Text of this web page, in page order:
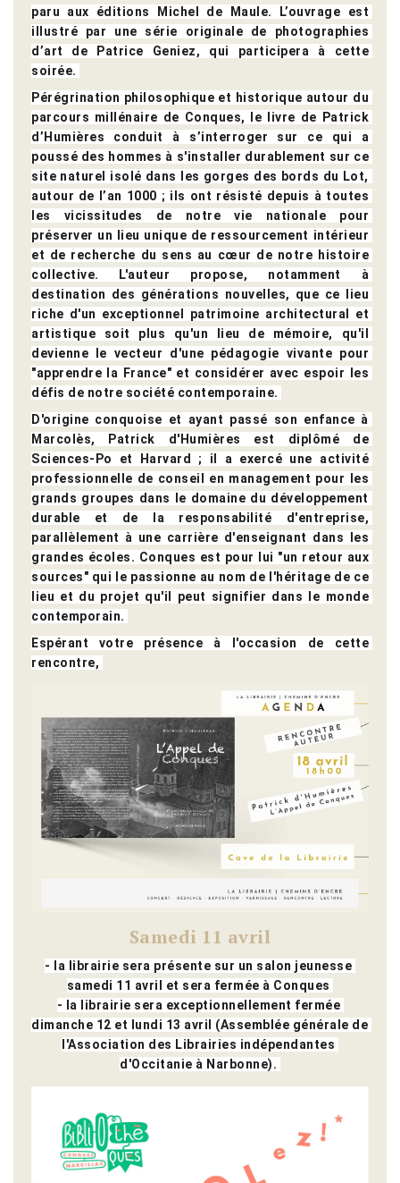
paru aux éditions Michel de Maule. L’ouvrage est
illustré par une série originale de photographies
d’art de Patrice Geniez, qui participera à cette
soirée.
Pérégrination philosophique et historique autour du
parcours millénaire de Conques, le livre de Patrick
d’Humières conduit à s’interroger sur ce qui a
poussé des hommes à s'installer durablement sur ce
site naturel isolé dans les gorges des bords du Lot,
autour de l’an 1000 ; ils ont résisté depuis à toutes
les vicissitudes de notre vie nationale pour
préserver un lieu unique de ressourcement intérieur
et de recherche du sens au cœur de notre histoire
collective. L'auteur propose, notamment à
destination des générations nouvelles, que ce lieu
riche d'un exceptionnel patrimoine architectural et
artistique soit plus qu'un lieu de mémoire, qu'il
devienne le vecteur d'une pédagogie vivante pour
"apprendre la France" et considérer avec espoir les
défis de notre société contemporaine.
D'origine conquoise et ayant passé son enfance à
Marcolès, Patrick d'Humières est diplômé de
Sciences-Po et Harvard ; il a exercé une activité
professionnelle de conseil en management pour les
grands groupes dans le domaine du développement
durable et de la responsabilité d'entreprise,
parallèlement à une carrière d'enseignant dans les
grandes écoles. Conques est pour lui "un retour aux
sources" qui le passionne au nom de l'héritage de ce
lieu et du projet qu'il peut signifier dans le monde
contemporain.
Espérant votre présence à l'occasion de cette
rencontre,
Samedi 11 avril
- la librairie sera présente sur un salon jeunesse
samedi 11 avril et sera fermée à Conques
- la librairie sera exceptionnellement fermée
dimanche 12 et lundi 13 avril (Assemblée générale de
l'Association des Librairies indépendantes
d'Occitanie à Narbonne).